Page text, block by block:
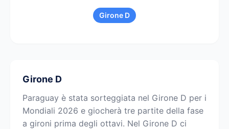
Girone D
Girone D
Paraguay è stata sorteggiata nel Girone D per i
Mondiali 2026 e giocherà tre partite della fase
a gironi prima degli ottavi. Nel Girone D ci